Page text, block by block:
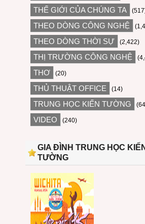
THẾ GIỚI CỦA CHÚNG TA
THEO DÒNG CÔNG NGHỆ
THEO DÒNG THỜI SỰ (2,422)
THỊ TRƯỜNG CÔNG NGHỆ
THƠ (20)
THỦ THUẬT OFFICE (14)
TRUNG HỌC KIẾN TƯỜNG
VIDEO (240)
GIA ĐÌNH TRUNG HỌC KIẾN
TƯỜNG